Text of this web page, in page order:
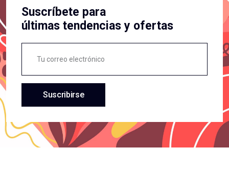
Suscríbete para
últimas tendencias y ofertas
Suscribirse